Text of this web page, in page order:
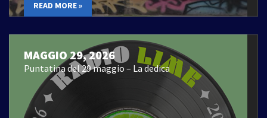
READ MORE »
MAGGIO 29, 2026
Puntatina del 29 maggio – La dedica